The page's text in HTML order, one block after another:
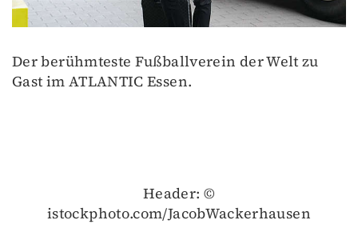
Der berühmteste Fußballverein der Welt zu
Gast im ATLANTIC Essen.
Header: ©
istockphoto.com/JacobWackerhausen